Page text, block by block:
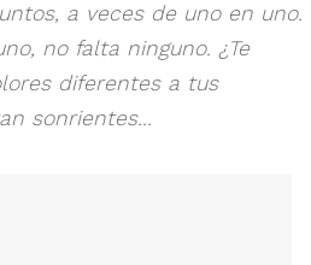
a veces de uno en uno.
no falta ninguno. ¿Te
diferentes a tus
sonrientes...